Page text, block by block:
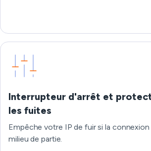
Interrupteur d'arrêt et
les fuites
Empêche votre IP de fuir si la
milieu de partie.